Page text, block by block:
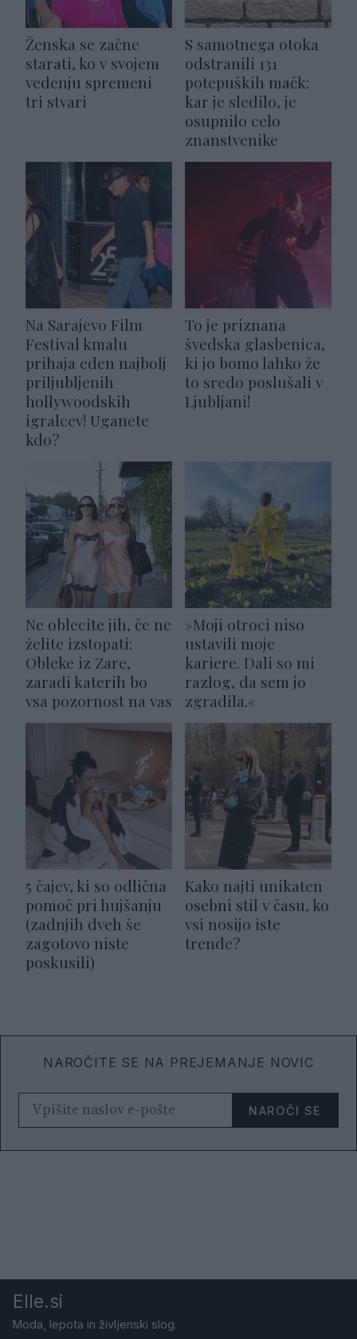
Ženska se začne
starati, ko v svojem
vedenju spremeni
tri stvari
S samotnega otoka
odstranili 131
potepuških mačk:
kar je sledilo, je
osupnilo celo
znanstvenike
Na Sarajevo Film
Festival kmalu
prihaja eden najbolj
priljubljenih
hollywoodskih
igralcev! Uganete
kdo?
To je priznana
švedska glasbenica,
ki jo bomo lahko že
to sredo poslušali v
Ljubljani!
Ne oblecite jih, če ne
želite izstopati:
Obleke iz Zare,
zaradi katerih bo
vsa pozornost na vas
»Moji otroci niso
ustavili moje
kariere. Dali so mi
razlog, da sem jo
zgradila.«
5 čajev, ki so odlična
pomoč pri hujšanju
(zadnjih dveh še
zagotovo niste
poskusili)
Kako najti unikaten
osebni stil v času, ko
vsi nosijo iste
trende?
NAROČITE SE NA PREJEMANJE NOVIC
NAROČI SE
Elle.si
Moda, lepota in življenski slog.